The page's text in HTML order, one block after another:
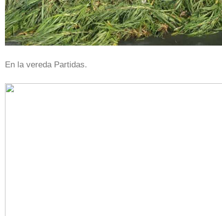
En la vereda Partidas.